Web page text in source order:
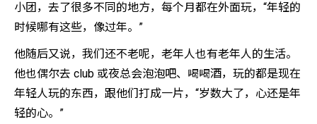
小团，去了很多不同的地方，每个月都在外面玩，“年轻的
时候哪有这些，像过年。”
他随后又说，我们还不老呢，老年人也有老年人的生活。
他也偶尔去 club 或夜总会泡泡吧、喝喝酒，玩的都是现在
年轻人玩的东西，跟他们打成一片，“岁数大了，心还是年
轻的心。”